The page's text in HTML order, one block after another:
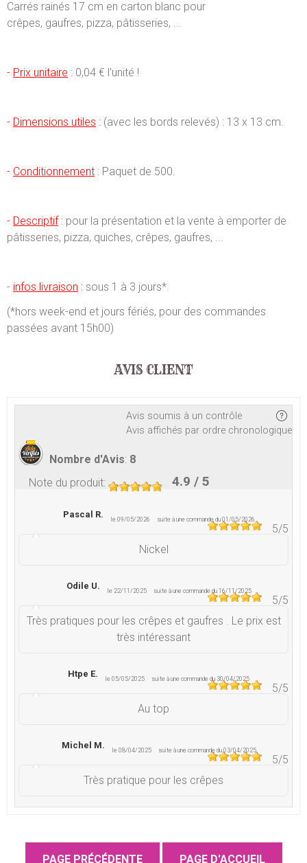
Carrés rainés 17 cm en carton blanc pour
crêpes, gaufres, pizza, pâtisseries, ...
- Prix unitaire : 0,04 € l'unité !
- Dimensions utiles : (avec les bords relevés) : 13 x 13 cm.
- Conditionnement : Paquet de 500.
- Descriptif: pour la présentation et la vente à emporter de
pâtisseries, pizza, quiches, crêpes, gaufres, ...
- infos livraison : sous 1 à 3 jours*.
(*hors week-end et jours fériés, pour des commandes
passées avant 15h00)
AVIS CLIENT
Avis soumis à un contrôle
Avis affichés par ordre chronologique
Nombre d'Avis: 8
Note du produit: 4.9 / 5
Pascal R. le 09/05/2026 suite à une commande du 01/05/2026
5/5
Nickel
Odile U. le 22/11/2025 suite à une commande du 16/11/2025
5/5
Très pratiques pour les crêpes et gaufres . Le prix est
très intéressant
Htpe E. le 05/05/2025 suite à une commande du 30/04/2025
5/5
Au top
Michel M. le 08/04/2025 suite à une commande du 03/04/2025
5/5
Très pratique pour les crêpes